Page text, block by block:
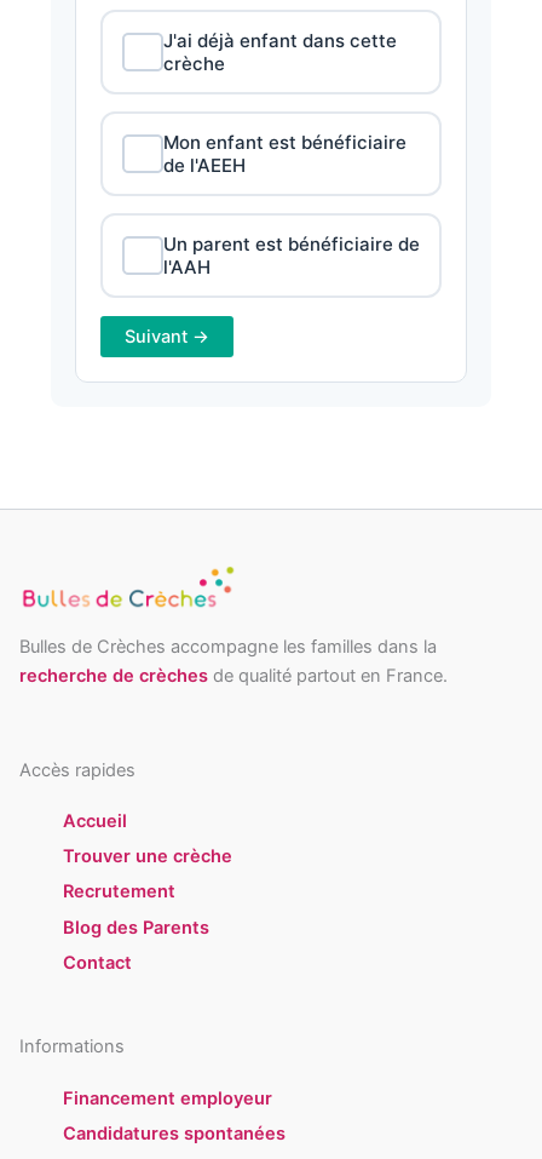
J'ai déjà enfant dans cette
crèche
Mon enfant est bénéficiaire
de l'AEEH
Un parent est bénéficiaire de
l'AAH
Suivant →
Bulles de Crèches accompagne les familles dans la
recherche de crèches de qualité partout en France.
Accès rapides
Accueil
Trouver une crèche
Recrutement
Blog des Parents
Contact
Informations
Financement employeur
Candidatures spontanées